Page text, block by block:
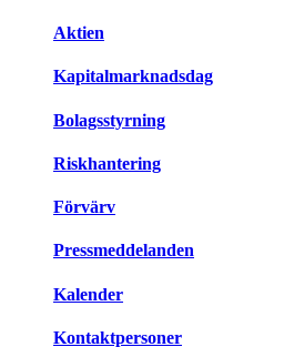
Aktien
Kapitalmarknadsdag
Bolagsstyrning
Riskhantering
Förvärv
Pressmeddelanden
Kalender
Kontaktpersoner